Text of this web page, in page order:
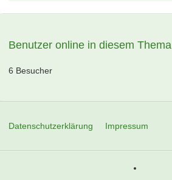
Benutzer online in diesem Thema
6 Besucher
Datenschutzerklärung Impressum